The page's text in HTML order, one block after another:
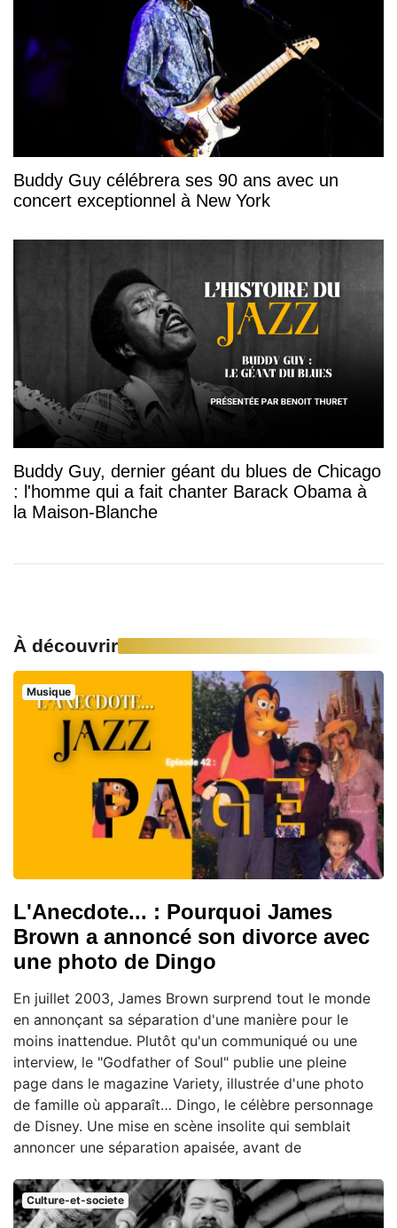
Buddy Guy célébrera ses 90 ans avec un
concert exceptionnel à New York
Buddy Guy, dernier géant du blues de Chicago
: l'homme qui a fait chanter Barack Obama à
la Maison-Blanche
À découvrir
Musique
L'Anecdote... : Pourquoi James
Brown a annoncé son divorce avec
une photo de Dingo
En juillet 2003, James Brown surprend tout le monde
en annonçant sa séparation d'une manière pour le
moins inattendue. Plutôt qu'un communiqué ou une
interview, le "Godfather of Soul" publie une pleine
page dans le magazine Variety, illustrée d'une photo
de famille où apparaît… Dingo, le célèbre personnage
de Disney. Une mise en scène insolite qui semblait
annoncer une séparation apaisée, avant de
Culture-et-societe